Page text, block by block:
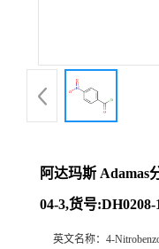
阿达玛斯 Adamas
04-3,货号:DH0208-
英文名称： 4-